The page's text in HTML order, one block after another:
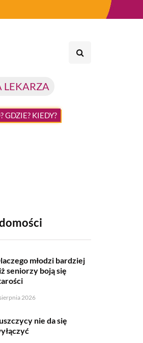
LEKARZA
GDZIE? KIEDY?
młodzi bardziej
seniorzy boją się
2026
nie da się